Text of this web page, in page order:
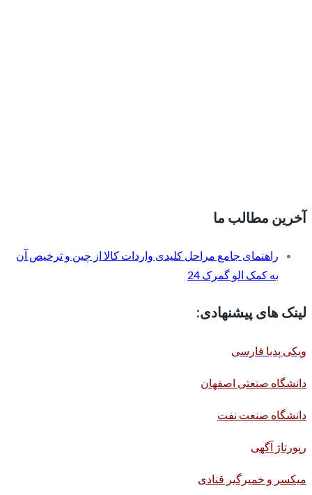
آخرین مطالب ما
راهنمای جامع مراحل کلیدی واردات کالا از چین و ترخیص آن
به کمک الو گمرک 24
لینک های پیشنهادی:
ویکی پدیا فارسی
دانشگاه صنعتی اصفهان
دانشگاه صنعت نفت
رپورتاژ آگهی
میکسر و خمیرگیر قنادی